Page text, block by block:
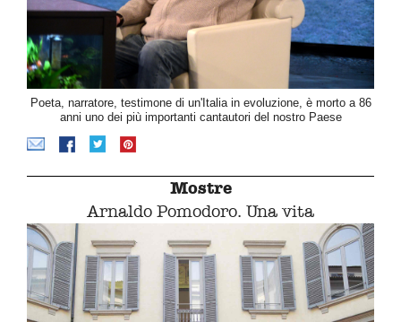
Poeta, narratore, testimone di un'Italia in evoluzione, è morto a 86
anni uno dei più importanti cantautori del nostro Paese
Mostre
Arnaldo Pomodoro. Una vita